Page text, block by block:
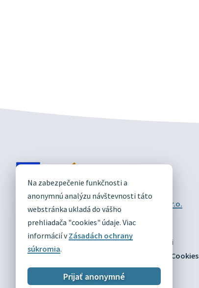
Na zabezpečenie funkčnosti a
anonymnú analýzu návštevnosti táto
webstránka ukladá do vášho
prehliadača "cookies" údaje. Viac
informácií vZásadách ochrany
súkromia.
Prijať anonymné
DIVÍN
OFICIÁLNE STRÁNKY
Technický prevádzkovateľ:
Alphabet partner s.r.o.
Správca obsahu:Obec Divín
Posledná aktualizácia:03.08.2026
Mapa
Vyhlásenie o prístupnosti
Zásady ochrany osobných údajov
Nastaviť Cookies